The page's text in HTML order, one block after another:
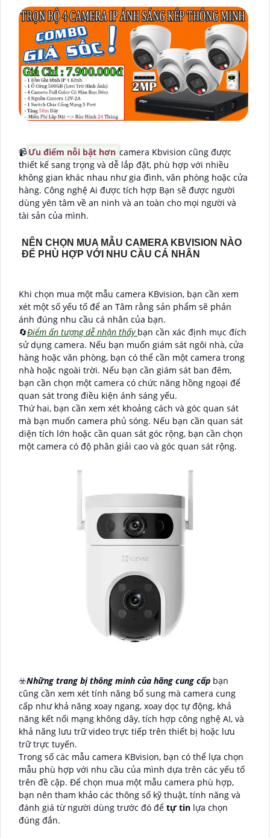
📹 Ưu điểm nỗi bật hơn camera Kbvision cũng được
thiết kế sang trọng và dễ lắp đặt, phù hợp với nhiều
không gian khác nhau như gia đình, văn phòng hoặc cửa
hàng. Công nghệ Ai được tích hợp Bạn sẽ được người
dùng yên tâm về an ninh và an toàn cho mọi người và
tài sản của mình.
NÊN CHỌN MUA MẪU CAMERA KBVISION NÀO
ĐỂ PHÙ HỢP VỚI NHU CẦU CÁ NHÂN
Khi chọn mua một mẫu camera KBvision, bạn cần xem
xét một số yếu tố để an Tâm rằng sản phẩm sẽ phản
ánh đúng nhu cầu cá nhân của bạn.
🔄Điểm ấn tượng dễ nhận thấy bạn cần xác định mục đích
sử dụng camera. Nếu bạn muốn giám sát ngôi nhà, cửa
hàng hoặc văn phòng, bạn có thể cần một camera trong
nhà hoặc ngoài trời. Nếu bạn cần giám sát ban đêm,
bạn cần chọn một camera có chức năng hồng ngoại để
quan sát trong điều kiện ánh sáng yếu.
Thứ hai, bạn cần xem xét khoảng cách và góc quan sát
mà bạn muốn camera phủ sóng. Nếu bạn cần quan sát
diện tích lớn hoặc cần quan sát góc rộng, bạn cần chọn
một camera có độ phân giải cao và góc quan sát rộng.
☣️Những trang bị thông minh của hãng cung cấp bạn
cũng cần xem xét tính năng bổ sung mà camera cung
cấp như khả năng xoay ngang, xoay dọc tự động, khả
năng kết nối mạng không dây, tích hợp công nghệ AI, và
khả năng lưu trữ video trực tiếp trên thiết bị hoặc lưu
trữ trực tuyến.
Trong số các mẫu camera KBvision, bạn có thể lựa chọn
mẫu phù hợp với nhu cầu của mình dựa trên các yếu tố
trên đề cập. Để chọn mua một mẫu camera phù hợp,
bạn nên tham khảo các thông số kỹ thuật, tính năng và
đánh giá từ người dùng trước đó để tự tin lựa chọn
đúng đắn.